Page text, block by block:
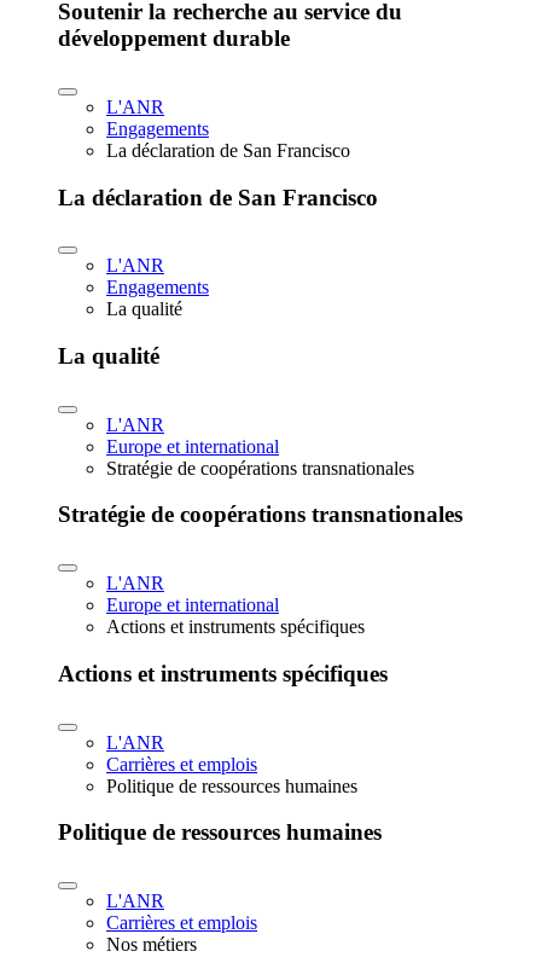
Soutenir la recherche au service du
développement durable
L'ANR
Engagements
La déclaration de San Francisco
La déclaration de San Francisco
L'ANR
Engagements
La qualité
La qualité
L'ANR
Europe et international
Stratégie de coopérations transnationales
Stratégie de coopérations transnationales
L'ANR
Europe et international
Actions et instruments spécifiques
Actions et instruments spécifiques
L'ANR
Carrières et emplois
Politique de ressources humaines
Politique de ressources humaines
L'ANR
Carrières et emplois
Nos métiers